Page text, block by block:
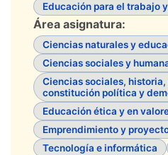
Educación para el trabajo
Área asignatura:
Ciencias naturales y
Ciencias sociales y
Ciencias sociales,
constitución política y
Educación ética y en
Emprendimiento y
Tecnología e informática